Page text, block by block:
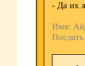
- Да их
Имя: